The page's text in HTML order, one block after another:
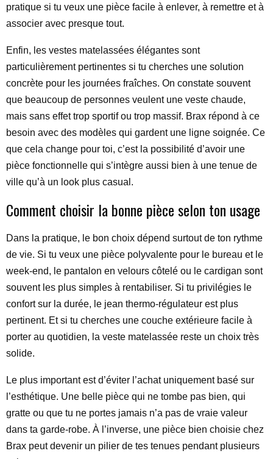
pratique si tu veux une pièce facile à enlever, à remettre et à
associer avec presque tout.
Enfin, les vestes matelassées élégantes sont
particulièrement pertinentes si tu cherches une solution
concrète pour les journées fraîches. On constate souvent
que beaucoup de personnes veulent une veste chaude,
mais sans effet trop sportif ou trop massif. Brax répond à ce
besoin avec des modèles qui gardent une ligne soignée. Ce
que cela change pour toi, c’est la possibilité d’avoir une
pièce fonctionnelle qui s’intègre aussi bien à une tenue de
ville qu’à un look plus casual.
Comment choisir la bonne pièce selon ton usage
Dans la pratique, le bon choix dépend surtout de ton rythme
de vie. Si tu veux une pièce polyvalente pour le bureau et le
week-end, le pantalon en velours côtelé ou le cardigan sont
souvent les plus simples à rentabiliser. Si tu privilégies le
confort sur la durée, le jean thermo-régulateur est plus
pertinent. Et si tu cherches une couche extérieure facile à
porter au quotidien, la veste matelassée reste un choix très
solide.
Le plus important est d’éviter l’achat uniquement basé sur
l’esthétique. Une belle pièce qui ne tombe pas bien, qui
gratte ou que tu ne portes jamais n’a pas de vraie valeur
dans ta garde-robe. À l’inverse, une pièce bien choisie chez
Brax peut devenir un pilier de tes tenues pendant plusieurs